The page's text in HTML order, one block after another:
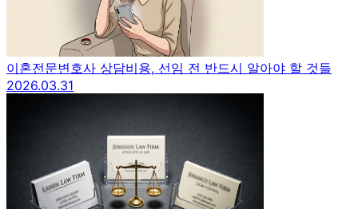
이혼전문변호사 상담비용, 선임 전 반드시 알아야 할 것들
2026.03.31